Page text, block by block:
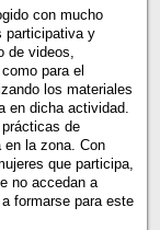
con mucho
participativa y
de videos,
para el
los materiales
en dicha actividad.
de
en la zona. Con
que participa,
no accedan a
formarse para este